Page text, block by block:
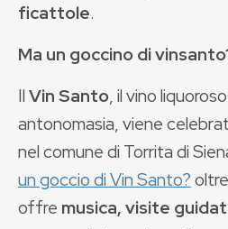
ficattole.
Ma un goccino di
IlVin Santo, il vino
antonomasia, viene
nel comune di Torrita di
un goccio di Vin Santo?
offre musica, visite